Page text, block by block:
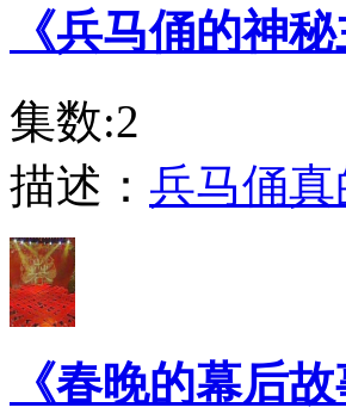
《兵马俑的神秘
集数:2
描述： 兵马俑
《春晚的幕后故